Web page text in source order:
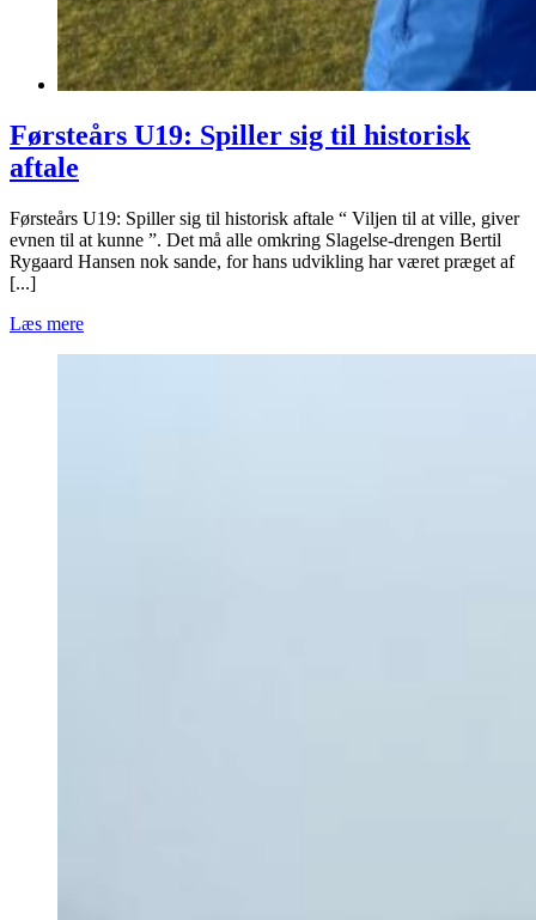
Førsteårs U19: Spiller sig til historisk
aftale
Førsteårs U19: Spiller sig til historisk aftale “ Viljen til at ville, giver
evnen til at kunne ”. Det må alle omkring Slagelse-drengen Bertil
Rygaard Hansen nok sande, for hans udvikling har været præget af
[...]
Læs mere